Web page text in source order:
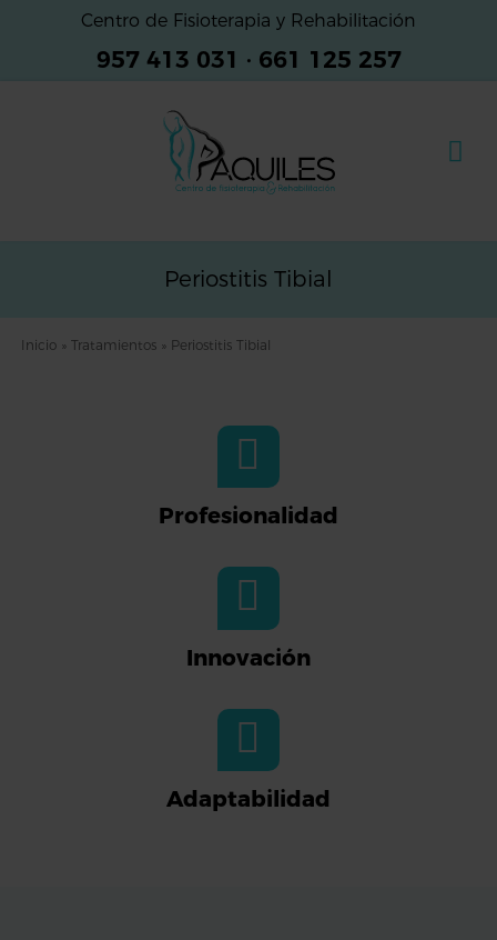
Centro de Fisioterapia y Rehabilitación
957 413 031 · 661 125 257
Periostitis Tibial
Inicio » Tratamientos » Periostitis Tibial
Profesionalidad
Innovación
Adaptabilidad